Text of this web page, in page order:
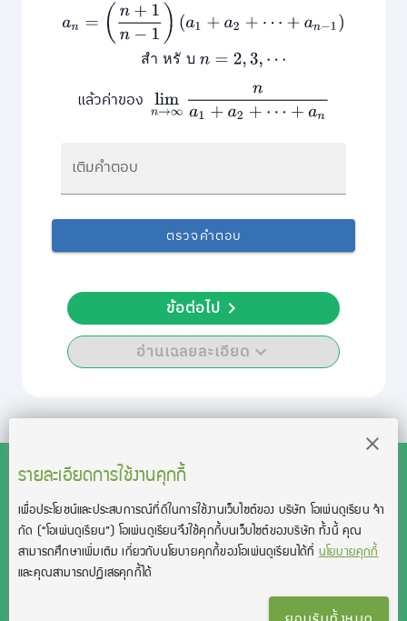
สำ หร
ั บ
n= n−1)(a 1+a 2+⋯ + n 1) สำหรับ n= 3,
แล้วค่าของ limn →∞na1+a2+⋯+an
เติมคำตอบ
ตรวจคำตอบ
อ่านเฉลยละเอียด
ข้อต่อไป
รายละเอียดการใช้งานคุกกี้
เพื่อประโยชน์และประสบการณ์ที่ดีในการใช้งานเว็บไซต์ของ บริษัท โอเพ่นดูเรียน จํา
กัด (“โอเพ่นดูเรียน”)โอเพ่นดูเรียนจึงใช้คุกกี้บนเว็บไซต์ของบริษัท ทั้งนี้ คุณ
สามารถศึกษาเพิ่มเติม เกี่ยวกับนโยบายคุกกี้ของโอเพ่นดูเรียนได้ที่นโยบายคุกกี้
และคุณสามารถปฏิเสธคุกกี้ได้
สงวนลิขสิทธิ์โดย บริษัท โอเพ่นดูเรียน จำกัด 2021 ©︎ OpenDurian
Co., Ltd.
TOEIC® and TOEFL® are registered trademarks of Educational Testing